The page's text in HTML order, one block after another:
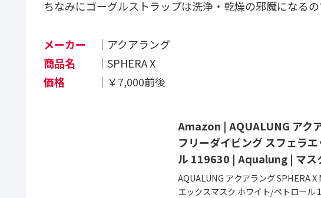
ちなみにゴーグルストラップは洗浄・乾燥の邪魔になるの
メーカー ｜アクアラング
商品名
｜SPHERA X
価格 ｜￥7,000前後
Amazon | AQUALUNG アク
フリーダイビング スフェラ
ル 119630 | Aqualung | マス
AQUALUNG アクアラング SPHERA
エックスマスク ホワイト/ぺトロール